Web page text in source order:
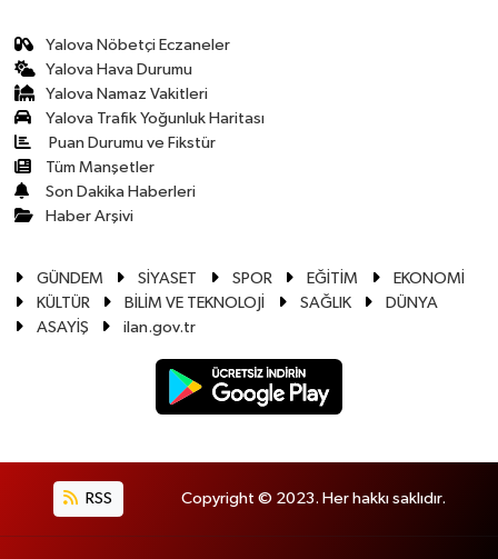
Yalova Nöbetçi Eczaneler
Yalova Hava Durumu
Yalova Namaz Vakitleri
Yalova Trafik Yoğunluk Haritası
Puan Durumu ve Fikstür
Tüm Manşetler
Son Dakika Haberleri
Haber Arşivi
GÜNDEM SİYASET SPOR EĞİTİM
EKONOMİ
KÜLTÜR
BİLİM VE TEKNOLOJİ SAĞLIK
DÜNYA
ASAYİŞ
ilan.gov.tr
RSS Copyright © 2023. Her hakkı saklıdır.